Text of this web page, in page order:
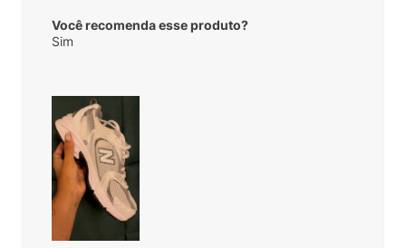
Você recomenda esse produto?
Sim